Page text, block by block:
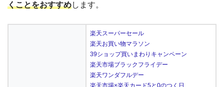
くことをおすすめします。
楽天スーパーセール
楽天お買い物マラソン
39ショップ買いまわりキャンペーン
楽天市場ブラックフライデー
楽天ワンダフルデー
楽天市場×楽天カード5と0のつく日